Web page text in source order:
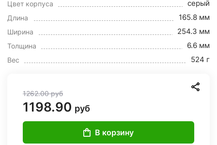
Цвет корпуса серый
Длина 165.8 мм
Ширина 254.3 мм
Толщина 6.6 мм
Вес 524 г
1262.00руб
1198.90 руб
В корзину